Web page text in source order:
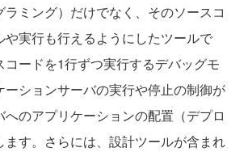
ラミング）だけでなく、そのソースコ
や実行も行えるようにしたツールで
ードを1行ずつ実行するデバッグモ
ーションサーバの実行や停止の制御が
のアプリケーションの配置（デプロ
ます。さらには、設計ツールが含まれ